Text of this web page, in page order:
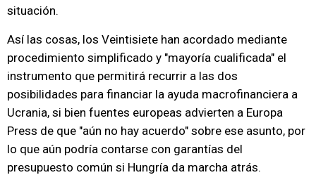
situación.
Así las cosas, los Veintisiete han acordado mediante
procedimiento simplificado y "mayoría cualificada" el
instrumento que permitirá recurrir a las dos
posibilidades para financiar la ayuda macrofinanciera a
Ucrania, si bien fuentes europeas advierten a Europa
Press de que "aún no hay acuerdo" sobre ese asunto, por
lo que aún podría contarse con garantías del
presupuesto común si Hungría da marcha atrás.